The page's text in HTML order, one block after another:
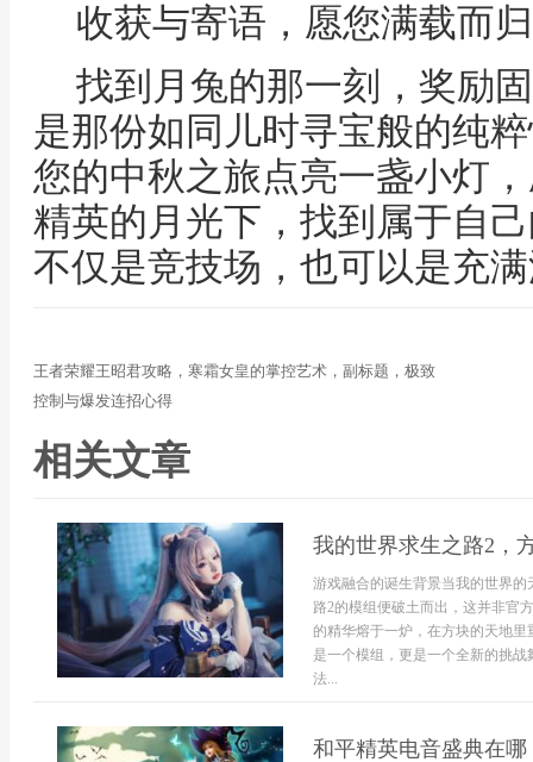
收获与寄语，愿您满载而归
找到月兔的那一刻，奖励
是那份如同儿时寻宝般的纯
您的中秋之旅点亮一盏小灯
精英的月光下，找到属于自
不仅是竞技场，也可以是充
王者荣耀王昭君攻略，寒霜女皇的掌控艺术，副标题，极致
控制与爆发连招心得
相关文章
我的世界求生之路2，
游戏融合的诞生背景当我的世界
路2的模组便破土而出，这并非官
的精华熔于一炉，在方块的天地
是一个模组，更是一个全新的挑
法...
和平精英电音盛典在